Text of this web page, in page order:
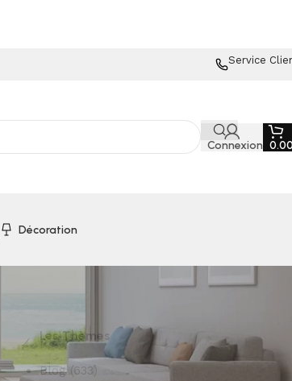
Service
Connexion
Décoration
Les Thèmes
Blog(633)